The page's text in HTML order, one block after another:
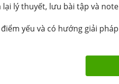
lại lý thuyết, lưu bài tập và
yếu và có hướng giải